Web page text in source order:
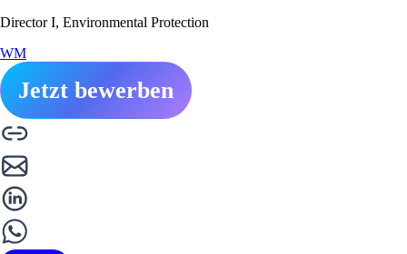
Director I, Environmental Protection
WM
Jetzt bewerben